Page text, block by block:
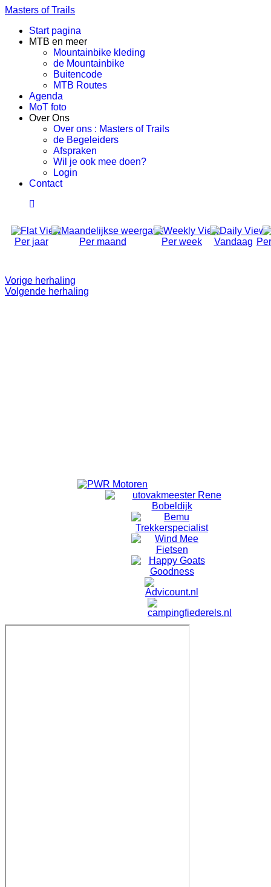
Masters of Trails
Start pagina
MTB en meer
Mountainbike kleding
de Mountainbike
Buitencode
MTB Routes
Agenda
MoT foto
Over Ons
Over ons : Masters of Trails
de Begeleiders
Afspraken
Wil je ook mee doen?
Login
Contact
Per jaar Per maand Per week Vandaag
Vorige herhaling
Volgende herhaling